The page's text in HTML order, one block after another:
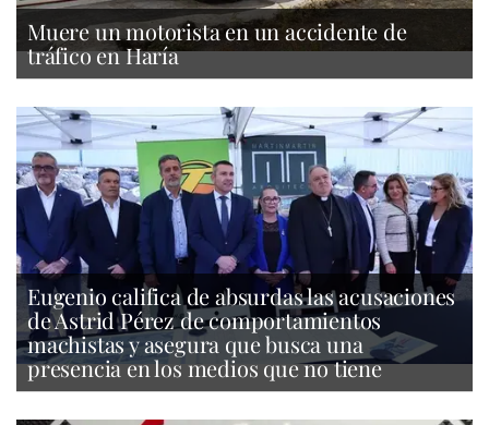
Muere un motorista en un accidente de
tráfico en Haría
Eugenio califica de absurdas las acusaciones
de Astrid Pérez de comportamientos
machistas y asegura que busca una
presencia en los medios que no tiene